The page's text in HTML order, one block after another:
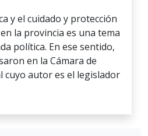
y el cuidado y protección
la provincia es una tema
política. En ese sentido,
en la Cámara de
cuyo autor es el legislador